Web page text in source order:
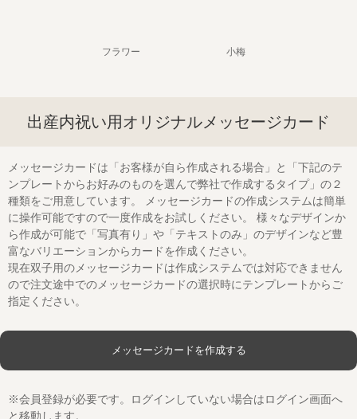
フラワー 小梅
出産内祝い用オリジナルメッセージカード
メッセージカードは「お客様が自ら作成される場合」と「下記のテ
ンプレートからお好みのものを選んで弊社で作成するタイプ」の２
種類をご用意しています。 メッセージカードの作成システムは簡単
に操作可能ですので一度作成をお試しください。 様々なデザインか
ら作成が可能で「写真有り」や「テキストのみ」のデザインなど豊
富なバリエーションからカードを作成ください。
現在双子用のメッセージカードは作成システムでは対応できません
ので注文途中でのメッセージカードの選択時にテンプレートからご
指定ください。
※会員登録が必要です。ログインしていない場合はログイン画面へ
と移動します。